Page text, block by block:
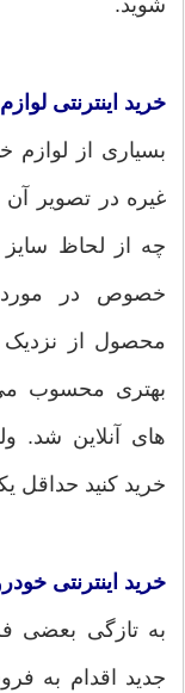
شوید.
خرید اینترنتی
بسیاری از
غیره در تصویر آن
چه از لحاظ
خصوص در
محصول از
بهتری محسوب
های آنلاین شد.
خرید کنید حداقل
خرید اینترنتی
به تازگی بعضی
جدید اقدام به